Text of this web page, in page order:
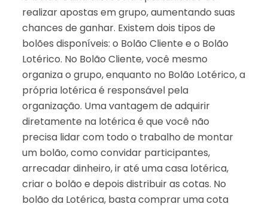
realizar apostas em grupo, aumentando suas
chances de ganhar. Existem dois tipos de
bolões disponíveis: o Bolão Cliente e o Bolão
Lotérico. No Bolão Cliente, você mesmo
organiza o grupo, enquanto no Bolão Lotérico, a
própria lotérica é responsável pela
organização. Uma vantagem de adquirir
diretamente na lotérica é que você não
precisa lidar com todo o trabalho de montar
um bolão, como convidar participantes,
arrecadar dinheiro, ir até uma casa lotérica,
criar o bolão e depois distribuir as cotas. No
bolão da Lotérica, basta comprar uma cota